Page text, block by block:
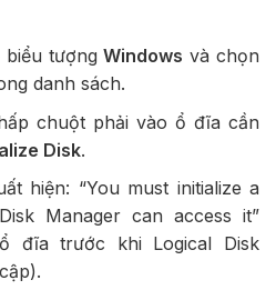
biểu tượngWindows và chọn
danh sách.
chuột phải vào ổ đĩa cần
Disk.
hiện: “You must initialize a
Manager can access it”
đĩa trước khi Logical Disk